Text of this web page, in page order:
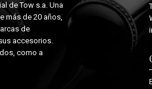
deTow s.a. Una
más de 20 años,
de
accesorios.
como a